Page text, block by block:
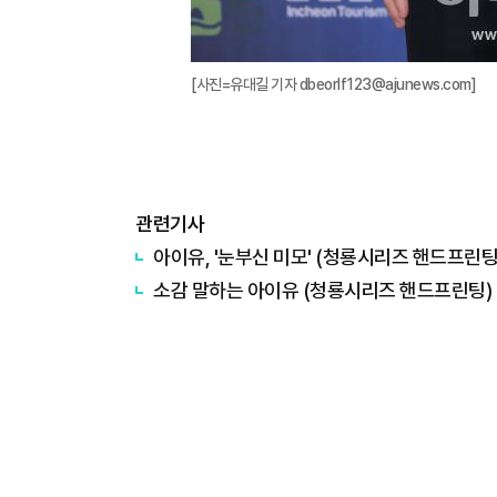
[사진=유대길 기자 dbeorlf123@ajunews.com]
관련기사
아이유, '눈부신 미모' (청룡시리즈 핸드프린
소감 말하는 아이유 (청룡시리즈 핸드프린팅)